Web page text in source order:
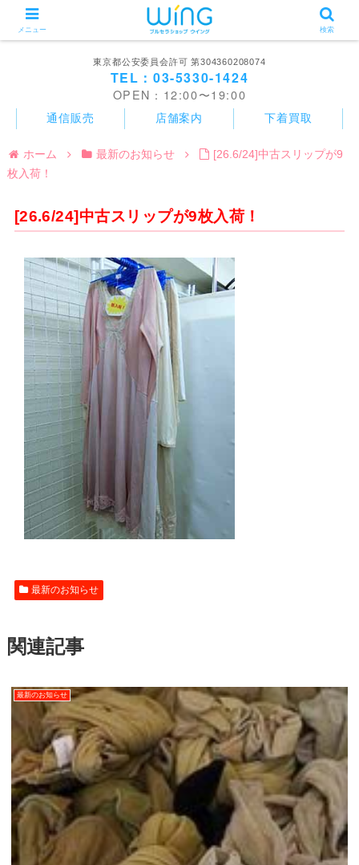
東京都公安委員会許可 第304360208074
TEL：03-5330-1424
OPEN：12:00〜19:00
通信販売 店舗案内 下着買取
ホーム 最新のお知らせ
[26.6/24]中古スリップが9
枚入荷！
[26.6/24]中古スリップが9枚入荷！
最新のお知らせ
関連記事
最新のお知らせ
メニュー 検索